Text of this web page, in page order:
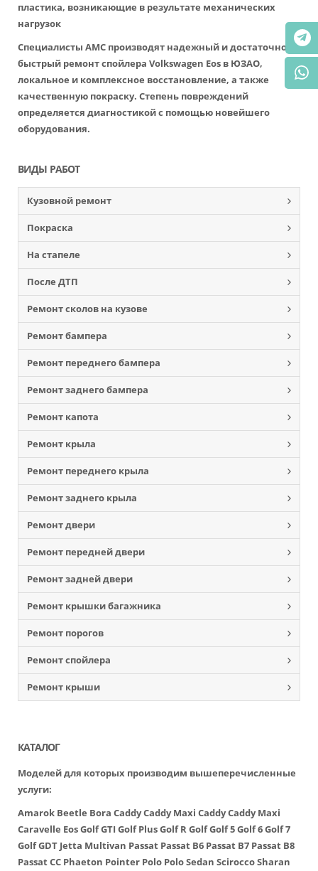
пластика, возникающие в результате механических
нагрузок
Специалисты АМС производят надежный и достаточно
быстрый ремонт спойлера Volkswagen Eos в ЮЗАО,
локальное и комплексное восстановление, а также
качественную покраску. Степень повреждений
определяется диагностикой с помощью новейшего
оборудования.
ВИДЫ РАБОТ
Кузовной ремонт
Покраска
На стапеле
После ДТП
Ремонт сколов на кузове
Ремонт бампера
Ремонт переднего бампера
Ремонт заднего бампера
Ремонт капота
Ремонт крыла
Ремонт переднего крыла
Ремонт заднего крыла
Ремонт двери
Ремонт передней двери
Ремонт задней двери
Ремонт крышки багажника
Ремонт порогов
Ремонт спойлера
Ремонт крыши
КАТАЛОГ
Моделей для которых производим вышеперечисленные
услуги:
Amarok Beetle Bora CaddyCaddy Maxi CaddyCaddy Maxi
Caravelle EosGolf GTI Golf PlusGolf RGolfGolf 5Golf 6Golf 7
Golf GDT Jetta Multivan Passat Passat B6 Passat B7 Passat B8
Passat CC Phaeton Pointer Polo Polo Sedan SciroccoSharan